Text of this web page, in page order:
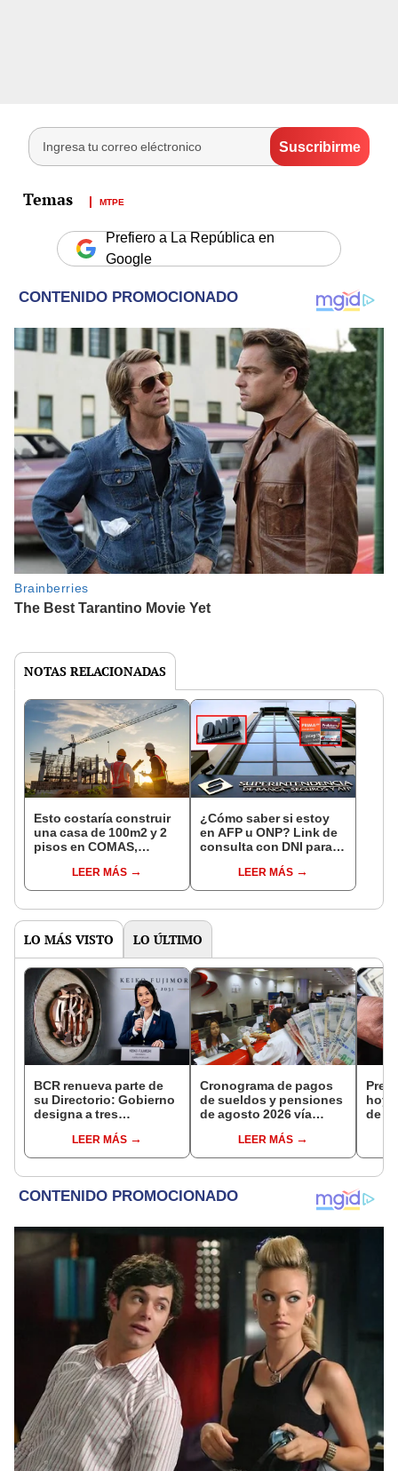
MTPE
Prefiero a La República en
Google
NOTAS RELACIONADAS
Esto costaría construir
una casa de 100m2 y 2
pisos en COMAS,
distritos de LIMA
NORTE
LEER MÁS
¿Cómo saber si estoy
en AFP u ONP? Link de
consulta con DNI para
pensiones estás
LEER MÁS
LO MÁS VISTO LO ÚLTIMO
BCR renueva parte de
su Directorio: Gobierno
designa a tres
EjecutivoLEER MÁS
Cronograma de pagos
de sueldos y pensiones
de agosto 2026 vía
conoce las fechas de
depósito
LEER MÁS
hoy,
de